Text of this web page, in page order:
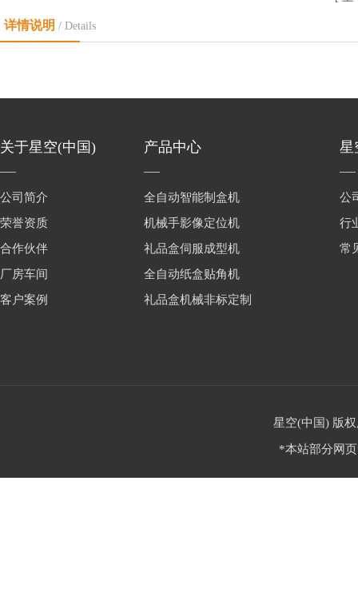
详情说明 / Details
关于星空(中国)
公司简介
荣誉资质
合作伙伴
厂房车间
客户案例
产品中心
全自动智能制盒机
机械手影像定位机
礼品盒伺服成型机
全自动纸盒贴角机
礼品盒机械非标定制
星
公
行
常
星空(中国) 版
*本站部分网